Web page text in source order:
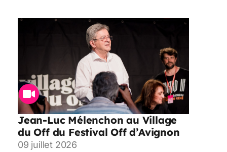
Jean-Luc Mélenchon au Village
du Off du Festival Off d’Avignon
09 juillet 2026